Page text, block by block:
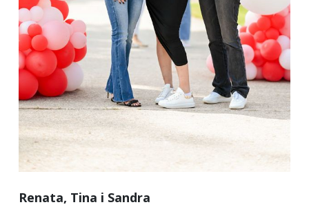
Renata, Tina i Sandra